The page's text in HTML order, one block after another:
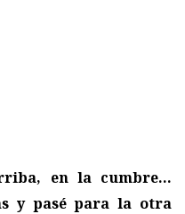
en la cumbre...
y pasé para la otra